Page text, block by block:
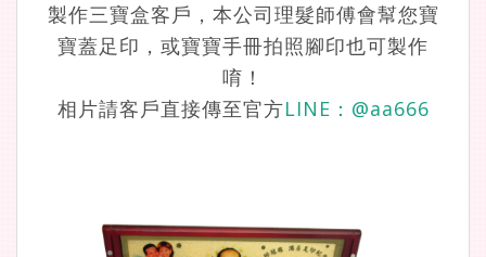
製作三寶盒客戶，本公司理髮師傅會幫您寶
寶蓋足印，或寶寶手冊拍照腳印也可製作
唷！
相片請客戶直接傳至官方LINE： @aa666